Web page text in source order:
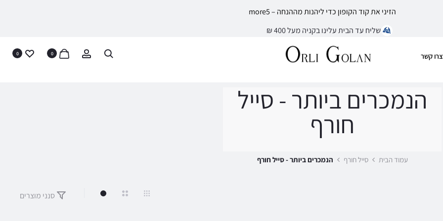
שליח עד הבית עלינו בקניה מעל 400 ₪
צרו קשר 0
0
הנמכרים ביותר - סייל
חורף
עמוד הבית סייל חורף הנמכרים ביותר - סייל חורף
סנני מוצרים
הזיני את קוד הקופון כדי ליהנות מההנחה – more5